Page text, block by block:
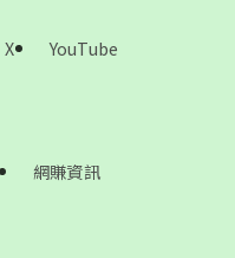
X
YouTube
網賺資訊